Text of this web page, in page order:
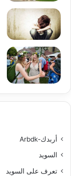
أربدك-Arbdk
السويد
تعرف على السويد